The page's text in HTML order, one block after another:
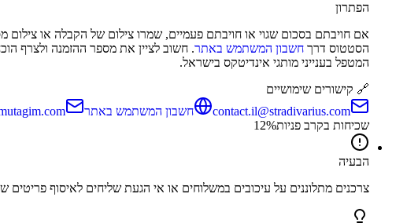
הפתרון
אם חויבתם בסכום שגוי או חויבתם פעמיים, שמרו צילום של הקבלה או צילום
הסטטוס דרך חשבון המשתמש באתר. חשוב לציין את מספר ההזמנה ולצרף הוכחת תשלום. לרוב, החברה
המטפל בענייני מותגי אינדיטקס בישראל.
🔗 קישורים שימושיים
contact.il@stradivarius.com
חשבון המשתמש באתר
שכיחות בקרב פניות
12%
הבעיה
צרכנים מתלוננים על עיכובים במשלוחים או אי הגעת שליחים לאיסוף פריטים